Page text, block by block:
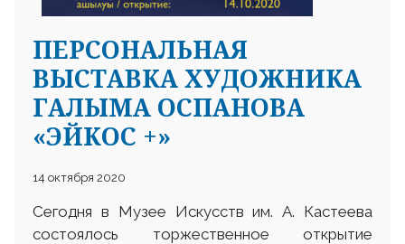
ПЕРСОНАЛЬНАЯ
ВЫСТАВКА ХУДОЖНИКА
ГАЛЫМА ОСПАНОВА
«ЭЙКОС +»
14 октября 2020
Сегодня в Музее Искусств им. А. Кастеева
состоялось торжественное открытие